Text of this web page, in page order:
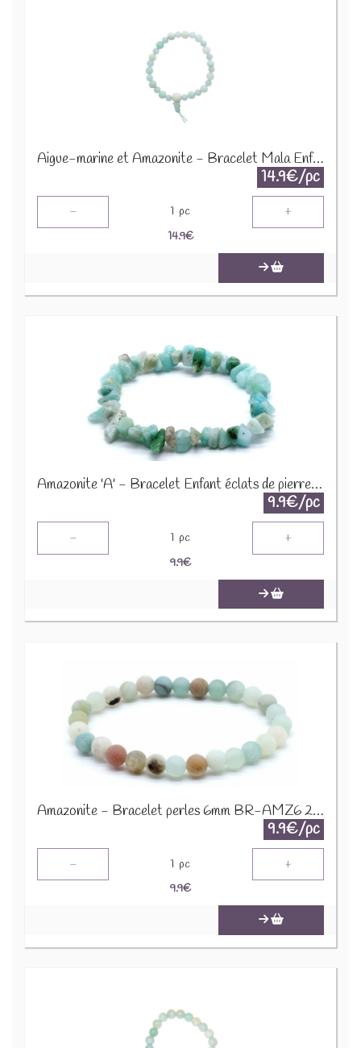
Aigue-marine et Amazonite - Bracelet Mala Enfant 68994
14.9€/pc
- 1 pc +
14.9€
Amazonite 'A' - Bracelet Enfant éclats de pierres BRC-AMZX
9.9€/pc
- 1 pc +
9.9€
Amazonite - Bracelet perles 6mm BR-AMZ6 2274
9.9€/pc
- 1 pc +
9.9€